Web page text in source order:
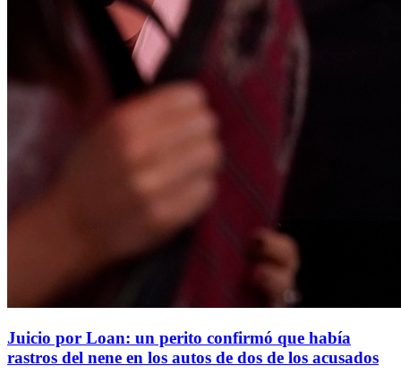
Juicio por Loan: un perito confirmó que había
rastros del nene en los autos de dos de los acusados